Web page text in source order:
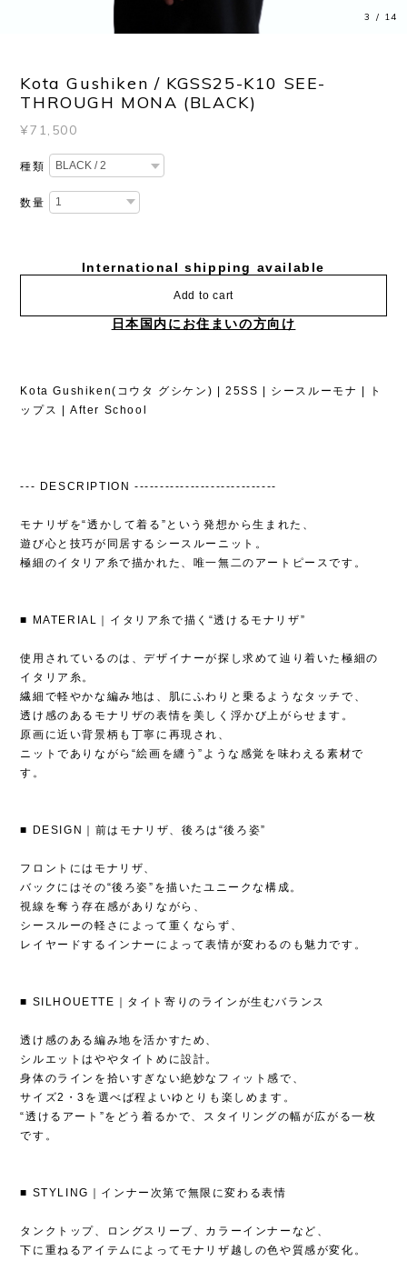
3 / 14
Kota Gushiken / KGSS25-K10 SEE-
THROUGH MONA (BLACK)
¥71,500
種類
数量
International shipping available
Add to cart
日本国内にお住まいの方向け
Kota Gushiken(コウタ グシケン) | 25SS | シースルーモナ | ト
ップス | After School
--- DESCRIPTION ----------------------------
モナリザを“透かして着る”という発想から生まれた、
遊び心と技巧が同居するシースルーニット。
極細のイタリア糸で描かれた、唯一無二のアートピースです。
■ MATERIAL｜イタリア糸で描く“透けるモナリザ”
使用されているのは、デザイナーが探し求めて辿り着いた極細の
イタリア糸。
繊細で軽やかな編み地は、肌にふわりと乗るようなタッチで、
透け感のあるモナリザの表情を美しく浮かび上がらせます。
原画に近い背景柄も丁寧に再現され、
ニットでありながら“絵画を纏う”ような感覚を味わえる素材で
す。
■ DESIGN｜前はモナリザ、後ろは“後ろ姿”
フロントにはモナリザ、
バックにはその“後ろ姿”を描いたユニークな構成。
視線を奪う存在感がありながら、
シースルーの軽さによって重くならず、
レイヤードするインナーによって表情が変わるのも魅力です。
■ SILHOUETTE｜タイト寄りのラインが生むバランス
透け感のある編み地を活かすため、
シルエットはややタイトめに設計。
身体のラインを拾いすぎない絶妙なフィット感で、
サイズ2・3を選べば程よいゆとりも楽しめます。
“透けるアート”をどう着るかで、スタイリングの幅が広がる一枚
です。
■ STYLING｜インナー次第で無限に変わる表情
タンクトップ、ロングスリーブ、カラーインナーなど、
下に重ねるアイテムによってモナリザ越しの色や質感が変化。